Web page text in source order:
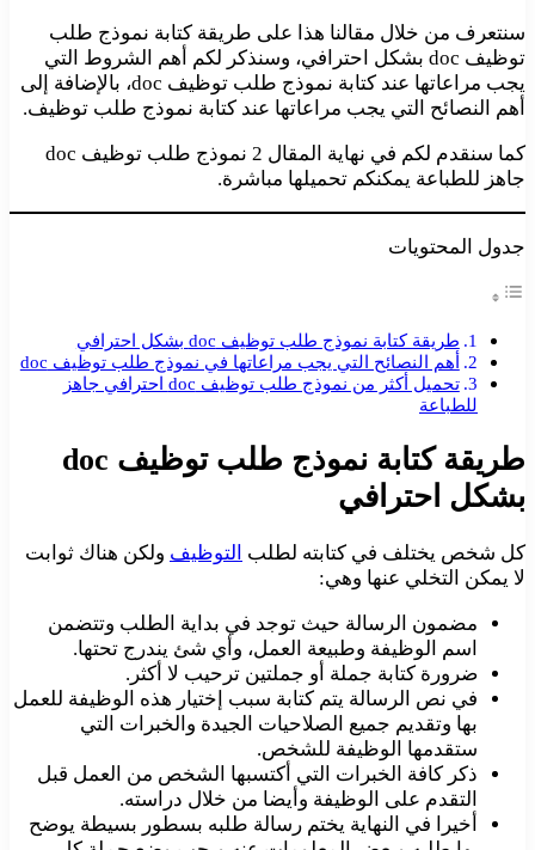
سنتعرف من خلال مقالنا هذا على طريقة كتابة نموذج طلب
توظيف doc بشكل احترافي، وسنذكر لكم أهم الشروط التي
يجب مراعاتها عند كتابة نموذج طلب توظيف doc، بالإضافة إلى
أهم النصائح التي يجب مراعاتها عند كتابة نموذج طلب توظيف.
كما سنقدم لكم في نهاية المقال 2 نموذج طلب توظيف doc
جاهز للطباعة يمكنكم تحميلها مباشرة.
جدول المحتويات
طريقة كتابة نموذج طلب توظيف doc بشكل احترافي
أهم النصائح التي يجب مراعاتها في نموذج طلب توظيف doc
تحميل أكثر من نموذج طلب توظيف doc احترافي جاهز
للطباعة
طريقة كتابة نموذج طلب توظيف doc
بشكل احترافي
كل شخص يختلف في كتابته لطلب التوظيف ولكن هناك ثوابت
لا يمكن التخلي عنها وهي:
مضمون الرسالة حيث توجد في بداية الطلب وتتضمن
اسم الوظيفة وطبيعة العمل، وأي شئ يندرج تحتها.
ضرورة كتابة جملة أو جملتين ترحيب لا أكثر.
في نص الرسالة يتم كتابة سبب إختيار هذه الوظيفة للعمل
بها وتقديم جميع الصلاحيات الجيدة والخبرات التي
ستقدمها الوظيفة للشخص.
ذكر كافة الخبرات التي أكتسبها الشخص من العمل قبل
التقدم على الوظيفة وأيضا من خلال دراسته.
أخيرا في النهاية يختم رسالة طلبه بسطور بسيطة يوضح